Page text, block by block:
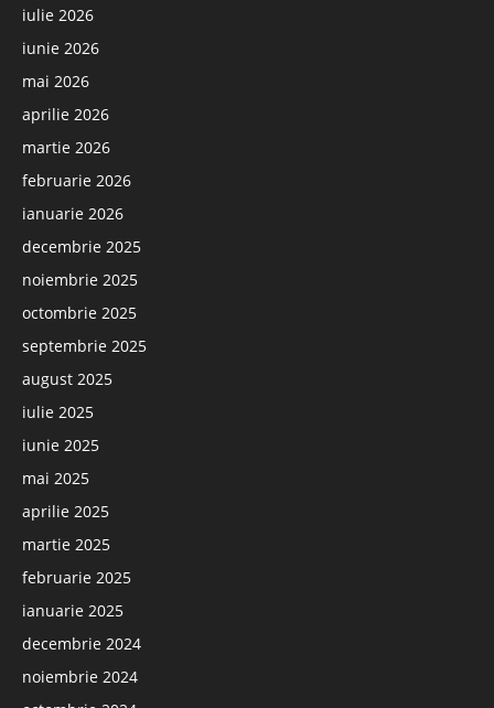
iulie 2026
iunie 2026
mai 2026
aprilie 2026
martie 2026
februarie 2026
ianuarie 2026
decembrie 2025
noiembrie 2025
octombrie 2025
septembrie 2025
august 2025
iulie 2025
iunie 2025
mai 2025
aprilie 2025
martie 2025
februarie 2025
ianuarie 2025
decembrie 2024
noiembrie 2024